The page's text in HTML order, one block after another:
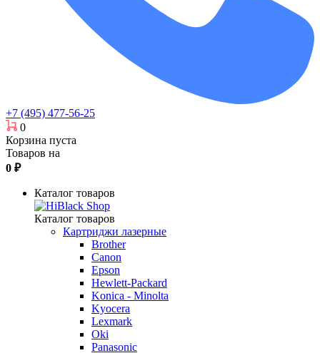
+7 (495) 477-56-25
0
Корзина пуста
Товаров на
0 ₽
Каталог товаров
Каталог товаров
Картриджи лазерные
Brother
Canon
Epson
Hewlett-Packard
Konica - Minolta
Kyocera
Lexmark
Oki
Panasonic